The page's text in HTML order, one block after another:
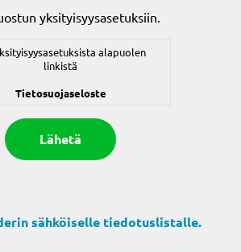
yksityisyysasetuksiin.
alapuolen
linkistä
Tietosuojaseloste
sähköiselle tiedotuslistalle.